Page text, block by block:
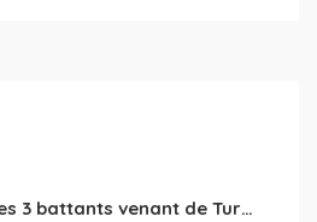
Armoires 3 battants venant de Turquie disponibles